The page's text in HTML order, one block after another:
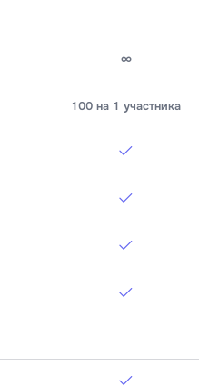
∞
100 на 1 участника